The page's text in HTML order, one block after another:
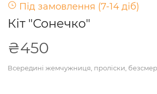
Під замовлення (7-14 діб)
Кіт "Сонечко"
₴450
Всередині жемчужниця, проліски,